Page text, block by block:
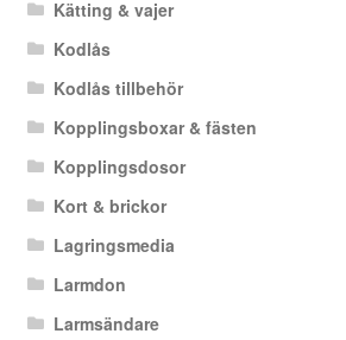
Kätting & vajer
Kodlås
Kodlås tillbehör
Kopplingsboxar & fästen
Kopplingsdosor
Kort & brickor
Lagringsmedia
Larmdon
Larmsändare